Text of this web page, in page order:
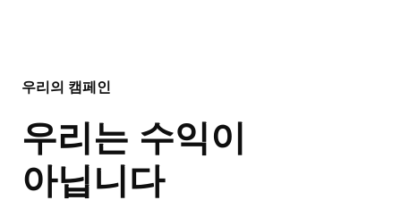
우리의 캠페인
우리는 수익이
아닙니다